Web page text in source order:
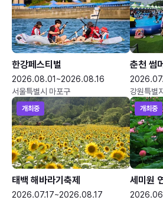
한강페스티벌
2026.08.01~2026.08.16
서울특별시 마포구
춘천 썸
강원특별
개최중
태백 해바라기축제
2026.07.17~2026.08.17
개최중
세미원